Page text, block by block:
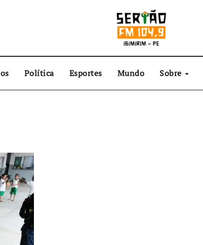
Política Esportes Mundo Sobre